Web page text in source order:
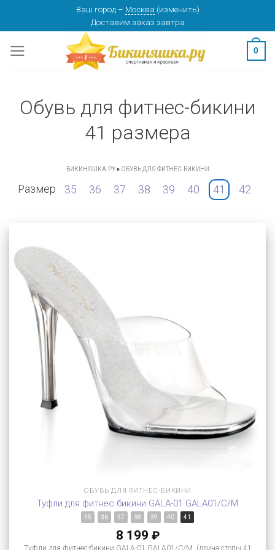
content
Ваш город – Москва (изменить)
Доставим заказ завтра
0
Обувь для фитнес-бикини
41 размера
БИКИНЯШКА.РУ» ОБУВЬ ДЛЯ ФИТНЕС-БИКИНИ
Размер 35 36 37 38 39 40 41 42
ОБУВЬ ДЛЯ ФИТНЕС-БИКИНИ
Туфли для фитнес бикини GALA-01 GALA01/C/M
35 36 37 38 39 40 41
8 199 ₽
Туфли для фитнес-бикини GALA-01 GALA01/C/M (длина стопы 41